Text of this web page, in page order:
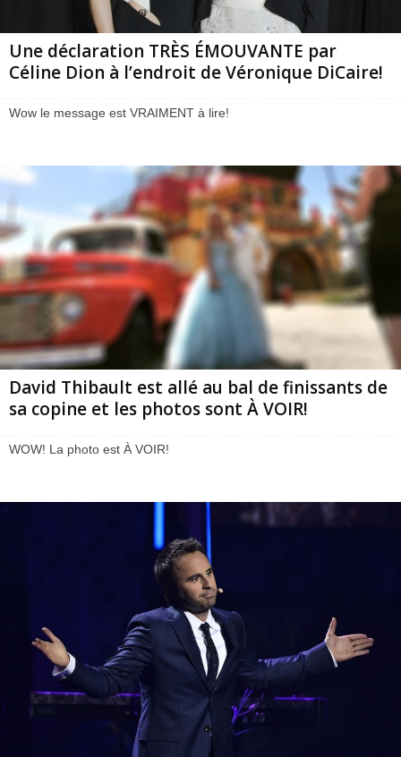
Une déclaration TRÈS ÉMOUVANTE par
Céline Dion à l’endroit de Véronique DiCaire!
Wow le message est VRAIMENT à lire!
David Thibault est allé au bal de finissants de
sa copine et les photos sont À VOIR!
WOW! La photo est À VOIR!